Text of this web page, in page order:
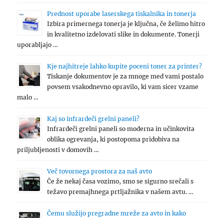
Prednost uporabe laserskega tiskalnika in tonerja
Izbira primernega tonerja je ključna, če želimo hitro
in kvalitetno izdelovati slike in dokumente. Tonerji
uporabljajo …
Kje najhitreje lahko kupite poceni toner za printer?
Tiskanje dokumentov je za mnoge med vami postalo
povsem vsakodnevno opravilo, ki vam sicer vzame
malo …
Kaj so infrardeči grelni paneli?
Infrardeči grelni paneli so moderna in učinkovita
oblika ogrevanja, ki postopoma pridobiva na
priljubljenosti v domovih …
Več tovornega prostora za naš avto
Če že nekaj časa vozimo, smo se sigurno srečali s
težavo premajhnega prtljažnika v našem avtu. …
Čemu služijo pregradne mreže za avto in kako